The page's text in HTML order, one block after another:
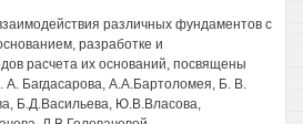
различных фундаментов с
разработке и
расчета их оснований, посвящены
Багдасарова, А.А.Бартоломея, Б. В.
Б.Д.Васильева, Ю.В.Власова,